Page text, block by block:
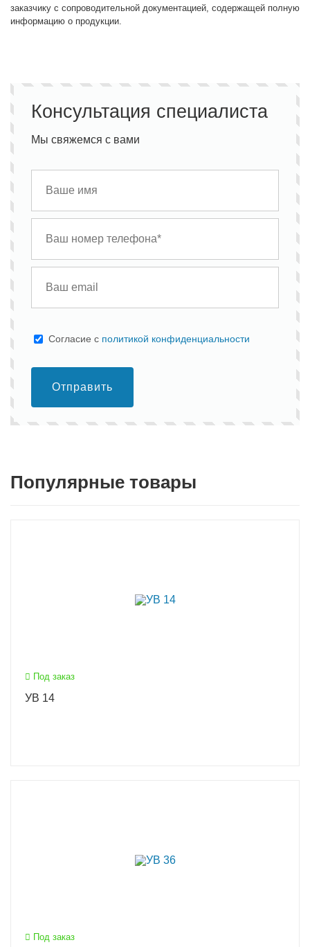
заказчику с сопроводительной документацией, содержащей полную
информацию о продукции.
Консультация специалиста
Мы свяжемся с вами
Cогласие с политикой конфиденциальности
Отправить
Популярные товары
Под заказ
УВ 14
Под заказ